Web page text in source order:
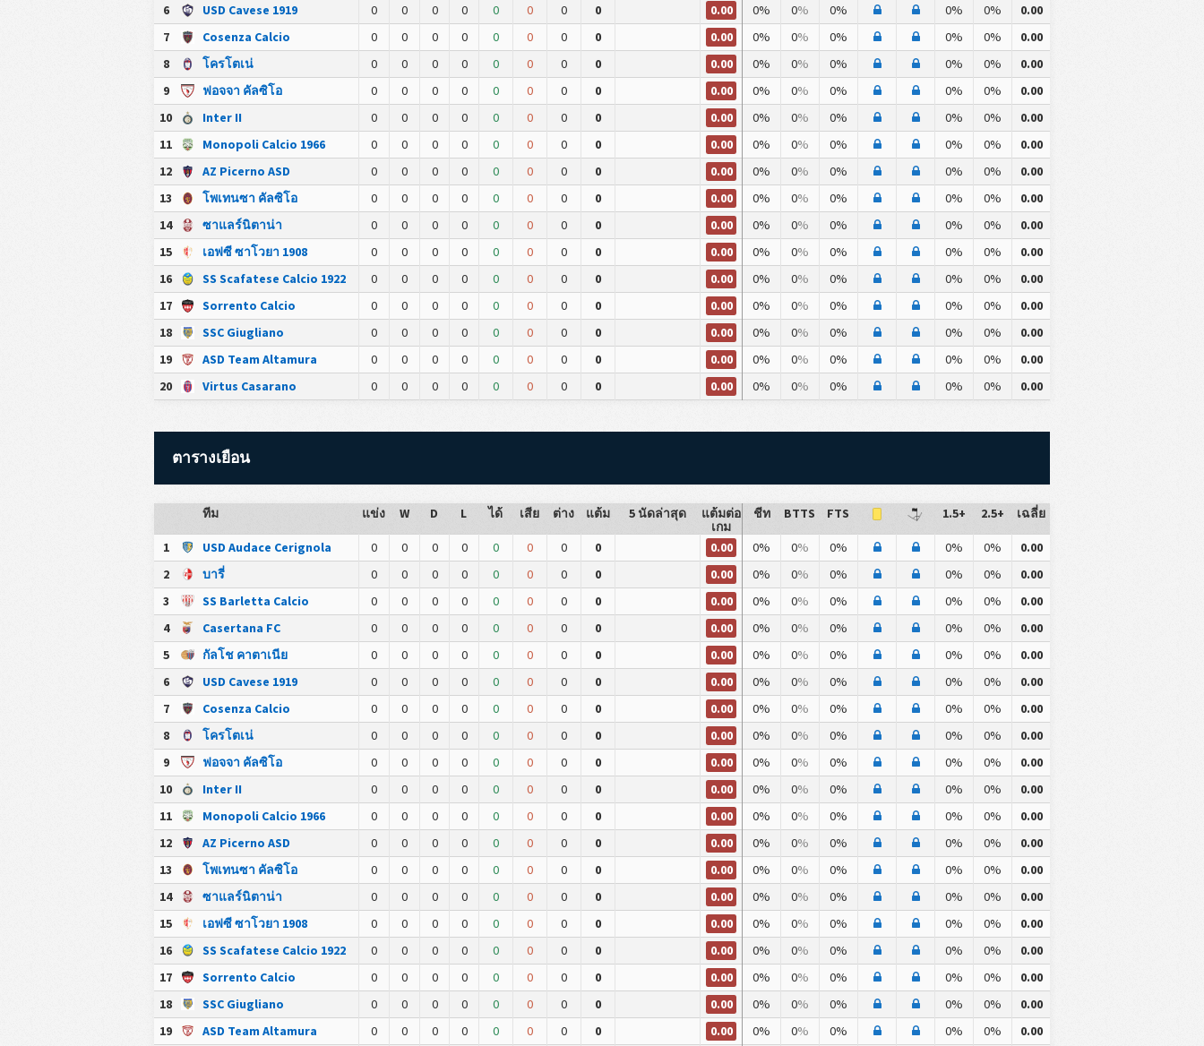
6
USD Cavese 1919 0 0 0 0 0 0 0 0 0.00 0% 0% 0% 0% 0%
0.00
7
Cosenza Calcio 0 0 0 0 0 0 0 0 0.00 0% 0% 0% 0% 0%
0.00
8
โครโตเน่ 0 0 0 0 0 0 0 0 0.00 0% 0% 0% 0% 0%
0.00
9
ฟอจจา คัลซิโอ 0 0 0 0 0 0 0 0 0.00 0% 0% 0% 0% 0%
0.00
10
Inter II 0 0 0 0 0 0 0 0 0.00 0% 0% 0% 0% 0%
0.00
11
Monopoli Calcio 1966 0 0 0 0 0 0 0 0 0.00 0% 0% 0% 0% 0%
0.00
12
AZ Picerno ASD 0 0 0 0 0 0 0 0 0.00 0% 0% 0% 0% 0%
0.00
13
โพเทนซา คัลซิโอ 0 0 0 0 0 0 0 0 0.00 0% 0% 0% 0% 0%
0.00
14
ซาแลร์นิตาน่า 0 0 0 0 0 0 0 0 0.00 0% 0% 0% 0% 0%
0.00
15
เอฟซี ซาโวยา 1908 0 0 0 0 0 0 0 0 0.00 0% 0% 0% 0% 0%
0.00
16
SS Scafatese Calcio 1922 0 0 0 0 0 0 0 0 0.00 0% 0% 0% 0% 0%
0.00
17
Sorrento Calcio 0 0 0 0 0 0 0 0 0.00 0% 0% 0% 0% 0%
0.00
18
SSC Giugliano 0 0 0 0 0 0 0 0 0.00 0% 0% 0% 0% 0%
0.00
19
ASD Team Altamura 0 0 0 0 0 0 0 0 0.00 0% 0% 0% 0% 0%
0.00
20
Virtus Casarano 0 0 0 0 0 0 0 0 0.00 0% 0% 0% 0% 0% 0.00
ตารางเยือน
ทีม แข่ง W D L ได้ เสีย ต่าง แต้ม 5 นัดล่าสุด
แต้มต่อ
เกม
ชีท BTTS FTS 1.5+ 2.5+ เฉลี่ย
1 USD Audace Cerignola 0 0 0 0 0 0 0 0 0.00 0% 0% 0% 0% 0%
0.00
2
บารี่ 0 0 0 0 0 0 0 0 0.00 0% 0% 0% 0% 0%
0.00
3
SS Barletta Calcio 0 0 0 0 0 0 0 0 0.00 0% 0% 0% 0% 0%
0.00
4
Casertana FC 0 0 0 0 0 0 0 0 0.00 0% 0% 0% 0% 0%
0.00
5
กัลโช คาตาเนีย 0 0 0 0 0 0 0 0 0.00 0% 0% 0% 0% 0%
0.00
6
USD Cavese 1919 0 0 0 0 0 0 0 0 0.00 0% 0% 0% 0% 0%
0.00
7
Cosenza Calcio 0 0 0 0 0 0 0 0 0.00 0% 0% 0% 0% 0%
0.00
8
โครโตเน่ 0 0 0 0 0 0 0 0 0.00 0% 0% 0% 0% 0%
0.00
9
ฟอจจา คัลซิโอ 0 0 0 0 0 0 0 0 0.00 0% 0% 0% 0% 0%
0.00
10
Inter II 0 0 0 0 0 0 0 0 0.00 0% 0% 0% 0% 0%
0.00
11
Monopoli Calcio 1966 0 0 0 0 0 0 0 0 0.00 0% 0% 0% 0% 0%
0.00
12
AZ Picerno ASD 0 0 0 0 0 0 0 0 0.00 0% 0% 0% 0% 0%
0.00
13
โพเทนซา คัลซิโอ 0 0 0 0 0 0 0 0 0.00 0% 0% 0% 0% 0%
0.00
14
ซาแลร์นิตาน่า 0 0 0 0 0 0 0 0 0.00 0% 0% 0% 0% 0%
0.00
15
เอฟซี ซาโวยา 1908 0 0 0 0 0 0 0 0 0.00 0% 0% 0% 0% 0%
0.00
16
SS Scafatese Calcio 1922 0 0 0 0 0 0 0 0 0.00 0% 0% 0% 0% 0%
0.00
17
Sorrento Calcio 0 0 0 0 0 0 0 0 0.00 0% 0% 0% 0% 0%
0.00
18
SSC Giugliano 0 0 0 0 0 0 0 0 0.00 0% 0% 0% 0% 0%
0.00
19
ASD Team Altamura 0 0 0 0 0 0 0 0 0.00 0% 0% 0% 0% 0%
0.00